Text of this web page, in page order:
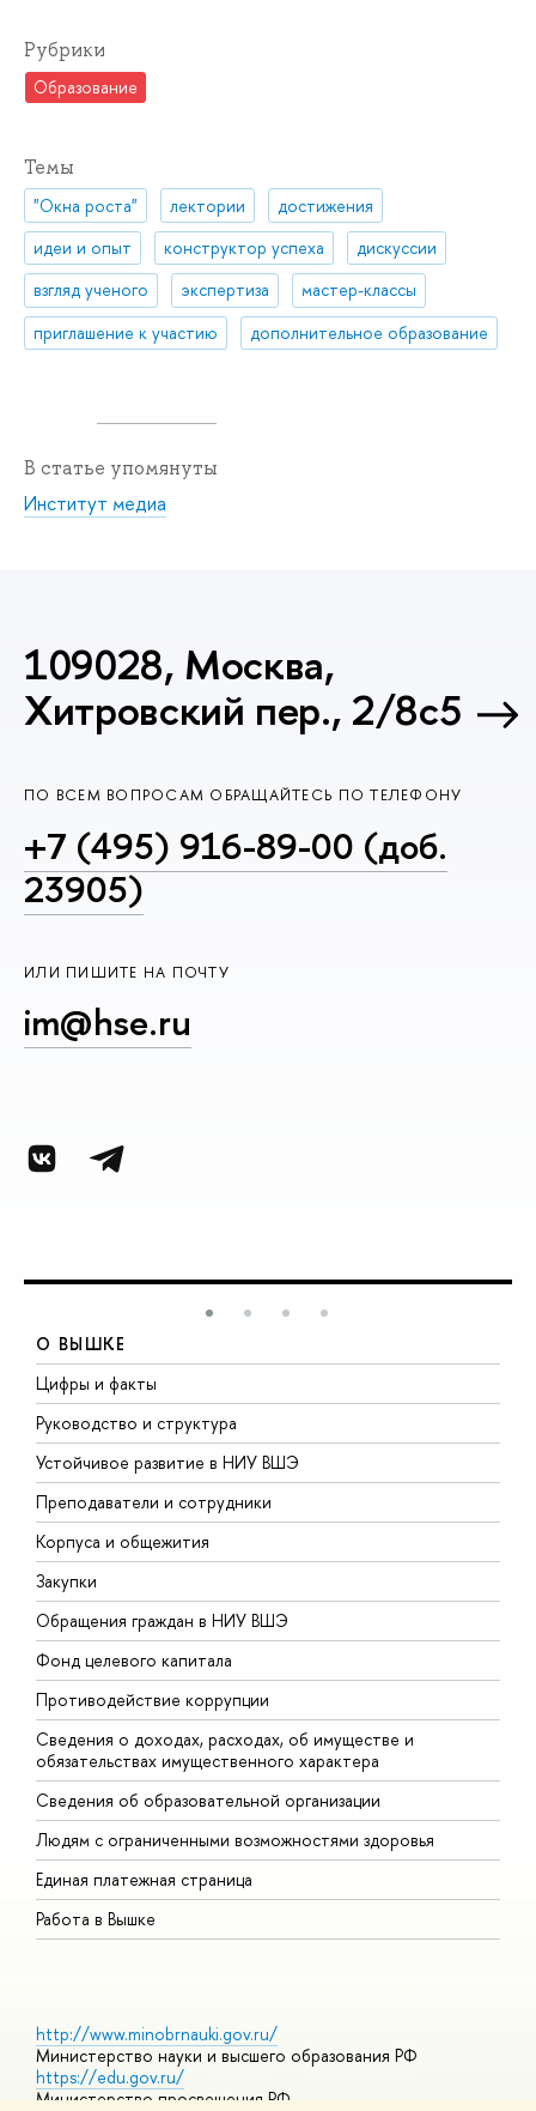
Рубрики
Образование
Темы
"Окна роста" лектории
достижения
идеи и опыт
конструктор успеха
дискуссии
взгляд ученого
экспертиза
мастер-классы
приглашение к участию
дополнительное образование
В статье упомянуты
Институт медиа
109028, Москва,
Хитровский пер., 2/8с5
ПО ВСЕМ ВОПРОСАМ ОБРАЩАЙТЕСЬ ПО ТЕЛЕФОНУ
+7 (495) 916-89-00 (доб.
23905)
ИЛИ ПИШИТЕ НА ПОЧТУ
im@hse.ru
О ВЫШКЕ
Цифры и факты
Руководство и структура
Устойчивое развитие в НИУ ВШЭ
Преподаватели и сотрудники
Корпуса и общежития
Закупки
Обращения граждан в НИУ ВШЭ
Фонд целевого капитала
Противодействие коррупции
Сведения о доходах, расходах, об имуществе и
обязательствах имущественного характера
Сведения об образовательной организации
Людям с ограниченными возможностями здоровья
Единая платежная страница
Работа в Вышке
http://www.minobrnauki.gov.ru/
Министерство науки и высшего образования РФ
https://edu.gov.ru/
Министерство просвещения РФ